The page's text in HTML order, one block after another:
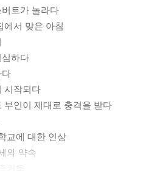
트가 놀라다
에서 맞은 아침
하다
다
시작되다
부인이 제대로 충격을 받다
교에 대한 인상
와 약속